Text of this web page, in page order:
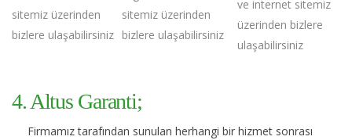
sitemiz üzerinden
bizlere ulaşabilirsiniz
sitemiz üzerinden
bizlere ulaşabilirsiniz
ve internet sitemiz
üzerinden bizlere
ulaşabilirsiniz
4. Altus Garanti;
Firmamız tarafından sunulan herhangi bir hizmet sonrası